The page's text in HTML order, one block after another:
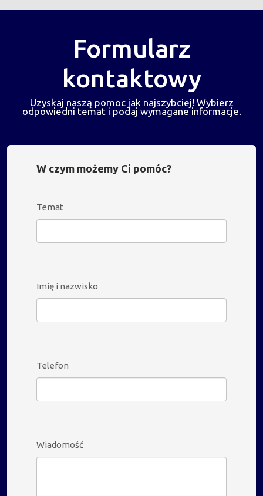
Formularz
kontaktowy
Uzyskaj naszą pomoc jak najszybciej! Wybierz
odpowiedni temat i podaj wymagane informacje.
W czym możemy Ci pomóc?
Temat
Imię i nazwisko
Telefon
Wiadomość